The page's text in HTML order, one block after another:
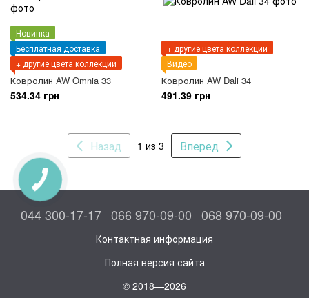
Новинка
Бесплатная доставка
+ другие цвета коллекции
Ковролин AW Omnia 33
534.34 грн
+ другие цвета коллекции
Видео
Ковролин AW Dali 34
491.39 грн
Назад 1 из 3 Вперед
044 300-17-17 066 970-09-00 068 970-09-00
Контактная информация
Полная версия сайта
© 2018—2026